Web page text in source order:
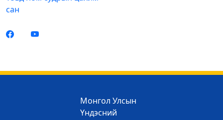
сан
Монгол Улсын
Үндэсний